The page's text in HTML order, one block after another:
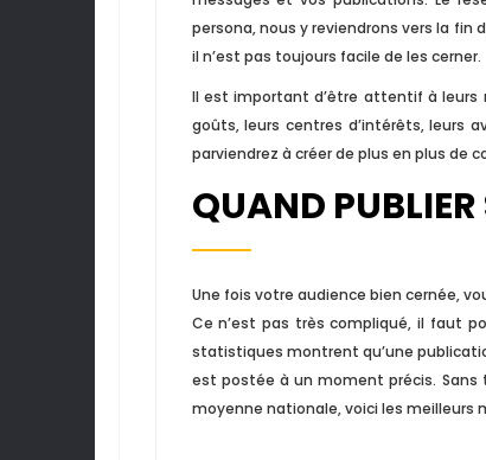
persona, nous y reviendrons vers la
il n’est pas toujours facile de les cerner.
Il est important d’être attentif à leurs
goûts, leurs centres d’intérêts, leurs
parviendrez à créer de plus en plus de
QUAND PUBLIER
Une fois votre audience bien cernée,
Ce n’est pas très compliqué, il faut
statistiques montrent qu’une
est postée à un moment précis.
moyenne nationale, voici les meilleurs